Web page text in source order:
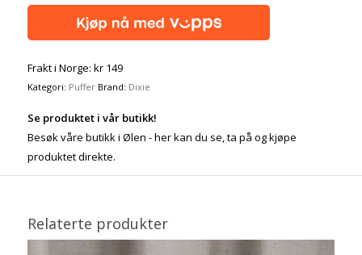
Frakt i Norge: kr 149
Kategori: Puffer Brand: Dixie
Se produktet i vår butikk!
Besøk våre butikk i Ølen - her kan du se, ta på og kjøpe
produktet direkte.
Relaterte produkter